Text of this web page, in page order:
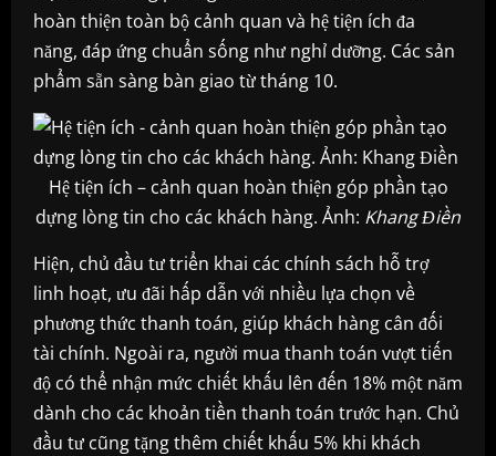
hoàn thiện toàn bộ cảnh quan và hệ tiện ích đa
năng, đáp ứng chuẩn sống như nghỉ dưỡng. Các sản
phẩm sẵn sàng bàn giao từ tháng 10.
Hệ tiện ích – cảnh quan hoàn thiện góp phần tạo
dựng lòng tin cho các khách hàng. Ảnh: Khang Điền
Hiện, chủ đầu tư triển khai các chính sách hỗ trợ
linh hoạt, ưu đãi hấp dẫn với nhiều lựa chọn về
phương thức thanh toán, giúp khách hàng cân đối
tài chính. Ngoài ra, người mua thanh toán vượt tiến
độ có thể nhận mức chiết khấu lên đến 18% một năm
dành cho các khoản tiền thanh toán trước hạn. Chủ
đầu tư cũng tặng thêm chiết khấu 5% khi khách